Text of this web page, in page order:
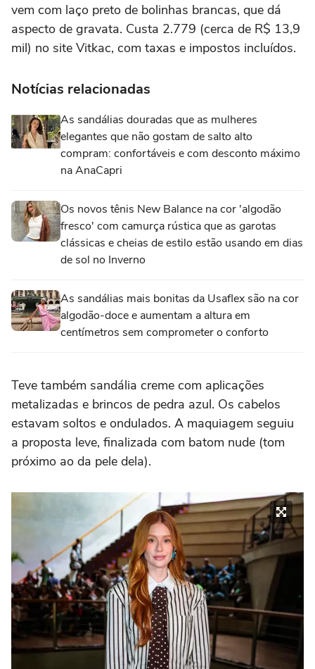
vem com laço preto de bolinhas brancas, que dá
aspecto de gravata. Custa 2.779 (cerca de R$ 13,9
mil) no site Vitkac, com taxas e impostos incluídos.
Notícias relacionadas
As sandálias douradas que as mulheres
elegantes que não gostam de salto alto
compram: confortáveis e com desconto máximo
na AnaCapri
Os novos tênis New Balance na cor 'algodão
fresco' com camurça rústica que as garotas
clássicas e cheias de estilo estão usando em dias
de sol no Inverno
As sandálias mais bonitas da Usaflex são na cor
algodão-doce e aumentam a altura em
centímetros sem comprometer o conforto
Teve também sandália creme com aplicações
metalizadas e brincos de pedra azul. Os cabelos
estavam soltos e ondulados. A maquiagem seguiu
a proposta leve, finalizada com batom nude (tom
próximo ao da pele dela).